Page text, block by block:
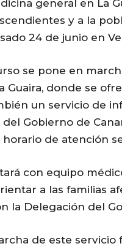
general en La
y a la
24 de junio en
se pone en
Guaira, donde se
un servicio de
Gobierno de
de atención
con equipo
a las familias
la Delegación del
de este